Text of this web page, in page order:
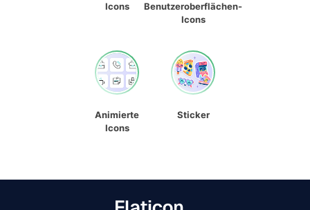
Icons
Benutzeroberflächen-
Icons
Animierte
Icons
Sticker